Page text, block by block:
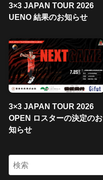
3×3 JAPAN TOUR 2026
UENO 結果のお知らせ
3×3 JAPAN TOUR 2026
OPEN ロスターの決定のお
知らせ